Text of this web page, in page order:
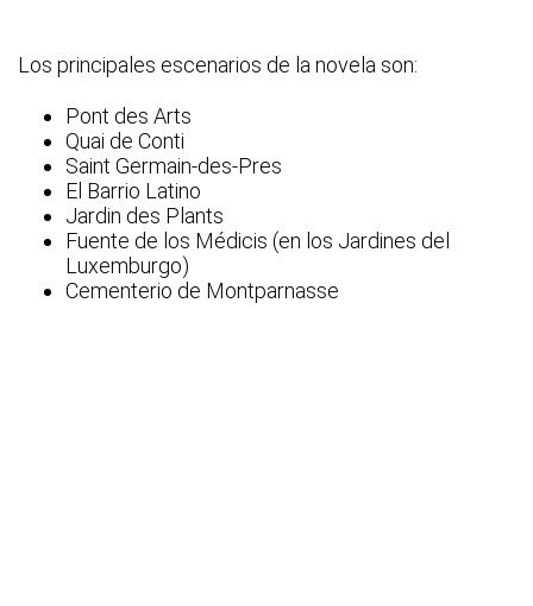
Los principales escenarios de la novela son:
Pont des Arts
Quai de Conti
Saint Germain-des-Pres
El Barrio Latino
Jardin des Plants
Fuente de los Médicis (en los Jardines del
Luxemburgo)
Cementerio de Montparnasse